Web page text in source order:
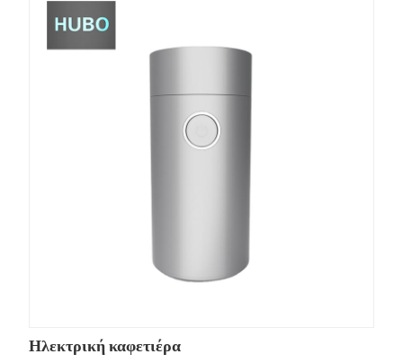
Ηλεκτρική καφετιέρα